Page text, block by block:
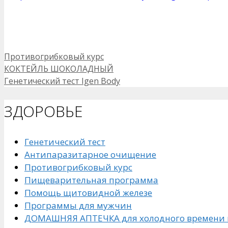
Рубрики
Противогрибковый курс
КОКТЕЙЛЬ ШОКОЛАДНЫЙ
Генетический тест Igen Body
ЗДОРОВЬЕ
Генетический тест
Антипаразитарное очищение
Противогрибковый курс
Пищеварительная программа
Помощь щитовидной железе
Программы для мужчин
ДОМАШНЯЯ АПТЕЧКА для холодного времени